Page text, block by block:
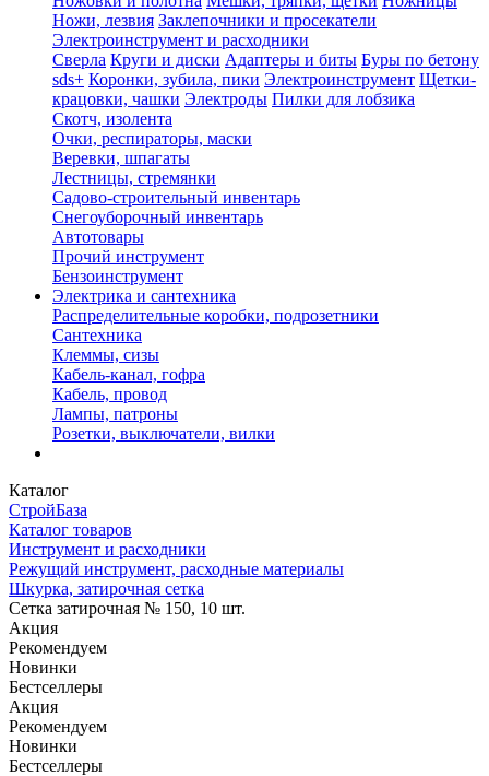
Ножи, лезвия Заклепочники и просекатели
Электроинструмент и расходники
Сверла Круги и диски Адаптеры и биты Буры по бетону
sds+ Коронки, зубила, пики Электроинструмент Щетки-
крацовки, чашки Электроды Пилки для лобзика
Скотч, изолента
Очки, респираторы, маски
Веревки, шпагаты
Лестницы, стремянки
Садово-строительный инвентарь
Снегоуборочный инвентарь
Автотовары
Прочий инструмент
Бензоинструмент
Электрика и сантехника
Распределительные коробки, подрозетники
Сантехника
Клеммы, сизы
Кабель-канал, гофра
Кабель, провод
Лампы, патроны
Розетки, выключатели, вилки
Каталог
СтройБаза
Каталог товаров
Инструмент и расходники
Режущий инструмент, расходные материалы
Шкурка, затирочная сетка
Сетка затирочная № 150, 10 шт.
Акция
Рекомендуем
Новинки
Бестселлеры
Акция
Рекомендуем
Новинки
Бестселлеры